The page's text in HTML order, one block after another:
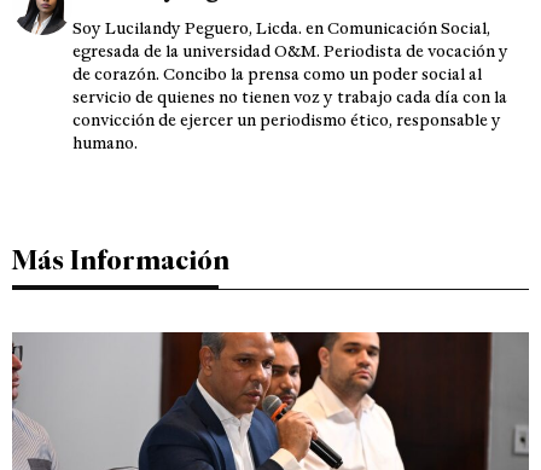
Soy Lucilandy Peguero, Licda. en Comunicación Social,
egresada de la universidad O&M. Periodista de vocación y
de corazón. Concibo la prensa como un poder social al
servicio de quienes no tienen voz y trabajo cada día con la
convicción de ejercer un periodismo ético, responsable y
humano.
Más Información